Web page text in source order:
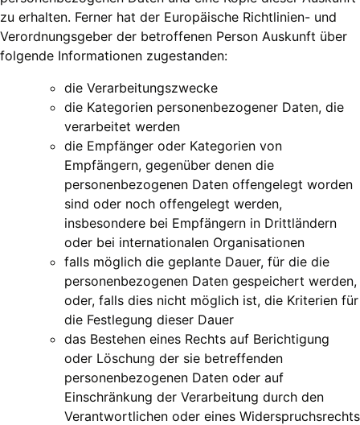
zu erhalten. Ferner hat der Europäische Richtlinien- und
Verordnungsgeber der betroffenen Person Auskunft über
folgende Informationen zugestanden:
die Verarbeitungszwecke
die Kategorien personenbezogener Daten, die
verarbeitet werden
die Empfänger oder Kategorien von
Empfängern, gegenüber denen die
personenbezogenen Daten offengelegt worden
sind oder noch offengelegt werden,
insbesondere bei Empfängern in Drittländern
oder bei internationalen Organisationen
falls möglich die geplante Dauer, für die die
personenbezogenen Daten gespeichert werden,
oder, falls dies nicht möglich ist, die Kriterien für
die Festlegung dieser Dauer
das Bestehen eines Rechts auf Berichtigung
oder Löschung der sie betreffenden
personenbezogenen Daten oder auf
Einschränkung der Verarbeitung durch den
Verantwortlichen oder eines Widerspruchsrechts